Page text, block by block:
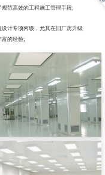
范高效的工程施工管理手段;
计专项丙级，尤其在旧厂房升级
富的经验;